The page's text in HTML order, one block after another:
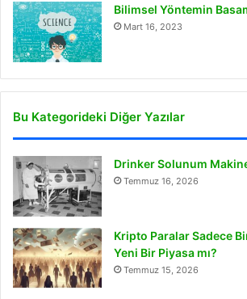
Bilimsel Yöntemin
Mart 16, 2023
Bu Kategorideki Diğer Yazılar
Drinker Solunum
Temmuz 16, 2026
Kripto Paralar Sadece
Yeni Bir Piyasa mı?
Temmuz 15, 2026